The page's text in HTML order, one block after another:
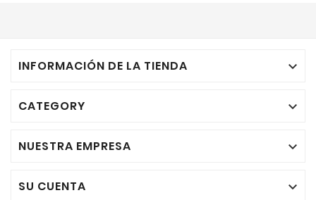
INFORMACIÓN DE LA TIENDA 
CATEGORY 
NUESTRA EMPRESA 
SU CUENTA 